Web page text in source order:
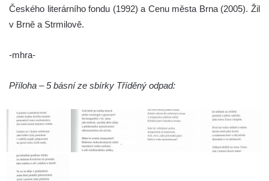
Českého literárního fondu (1992) a Cenu města Brna (2005). Žil
v Brně a Strmilově.
-mhra-
Příloha – 5 básní ze sbírky Tříděný odpad: